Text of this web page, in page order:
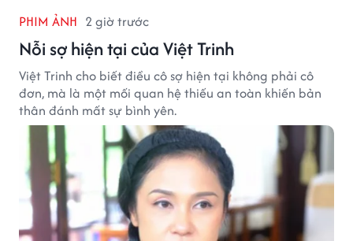
PHIM ẢNH 2 giờ trước
Nỗi sợ hiện tại của Việt Trinh
Việt Trinh cho biết điều cô sợ hiện tại không phải cô
đơn, mà là một mối quan hệ thiếu an toàn khiến bản
thân đánh mất sự bình yên.